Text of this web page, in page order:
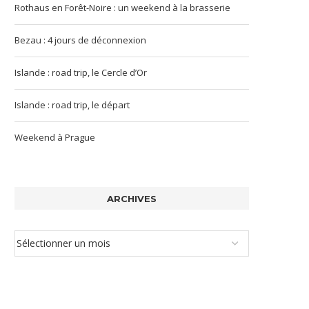
Rothaus en Forêt-Noire : un weekend à la brasserie
Bezau : 4 jours de déconnexion
Islande : road trip, le Cercle d’Or
Islande : road trip, le départ
Weekend à Prague
ARCHIVES